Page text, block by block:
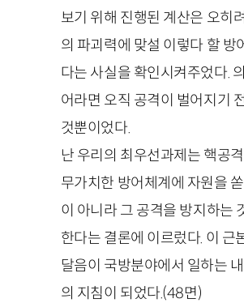
보기 위해 진행된 계산은 오히
의 파괴력에 맞설 이렇다 할 방
다는 사실을 확인시켜주었다.
어라면 오직 공격이 벌어지기
것뿐이었다.
난 우리의 최우선과제는 핵공
무가치한 방어체계에 자원을
이 아니라 그 공격을 방지하는
한다는 결론에 이르렀다. 이 근
달음이 국방분야에서 일하는
의 지침이 되었다.(48면)